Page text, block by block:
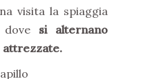
visita la spiaggia
si alternano
attrezzate.